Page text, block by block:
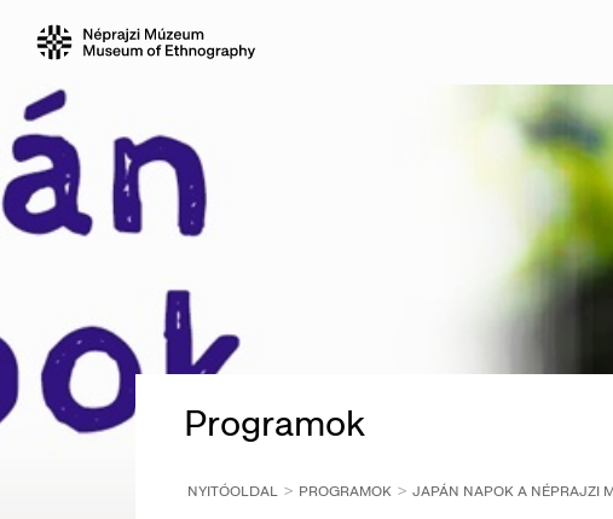
Programok
NYITÓOLDAL PROGRAMOK JAPÁN NAPOK A NÉPRAJZI